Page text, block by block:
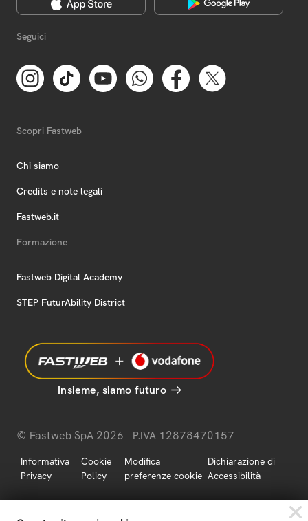
Seguici
Scopri Fastweb
Chi siamo
Credits e note legali
Fastweb.it
Formazione
Fastweb Digital Academy
STEP FuturAbility District
Insieme, siamo futuro
© Fastweb SpA 2026 - P.IVA 12878470157
Informativa
Privacy
Cookie
Policy
Modifica
preferenze cookie
Dichiarazione di
Accessibilità